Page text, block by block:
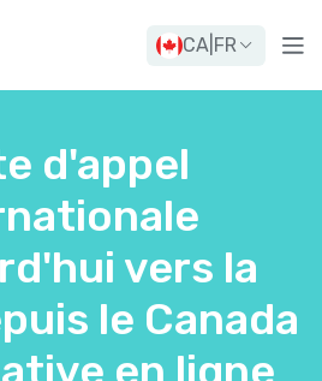
CA FR
d'appel
vers la
le Canada